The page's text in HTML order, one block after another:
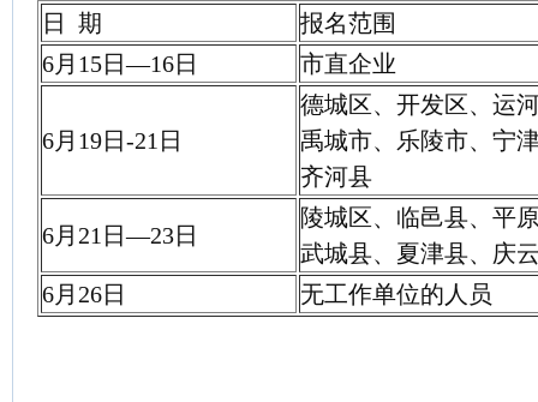
日 期
报名范围
6月15日—16日
市直企业
6月19日-21日
德城区、开发区、运
禹城市、乐陵市、宁
齐河县
6月21日—23日
陵城区、临邑县、平
武城县、夏津县、庆
6月26日
无工作单位的人员